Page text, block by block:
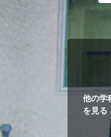
他の学
を見る